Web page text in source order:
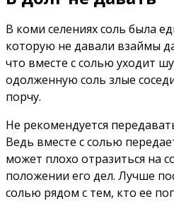
В коми селениях соль была
которую не давали взаймы
что вместе с солью уходит
одолженную соль злые
порчу.
Не рекомендуется
Ведь вместе с солью
может плохо отразиться на
положении его дел. Лучше
солью рядом с тем, кто ее